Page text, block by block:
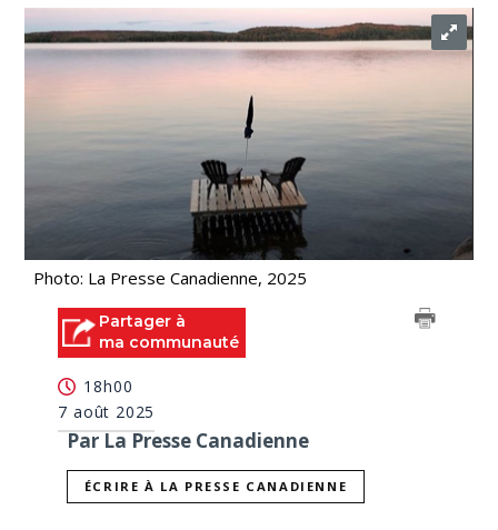
Photo: La Presse Canadienne, 2025
Partager à
ma communauté
18h00
7 août 2025
Par La Presse Canadienne
ÉCRIRE À LA PRESSE CANADIENNE